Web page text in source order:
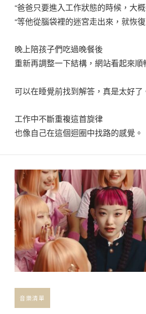
“爸爸只要進入工作狀態的時候，大
“等他從腦袋裡的迷宮走出來，就恢
晚上陪孩子們吃過晚餐後
重新再調整一下結構，網站看起來順
可以在睡覺前找到解答，真是太好了
工作中不斷重複這首旋律
也像自己在這個迴圈中找路的感覺。
音樂清單